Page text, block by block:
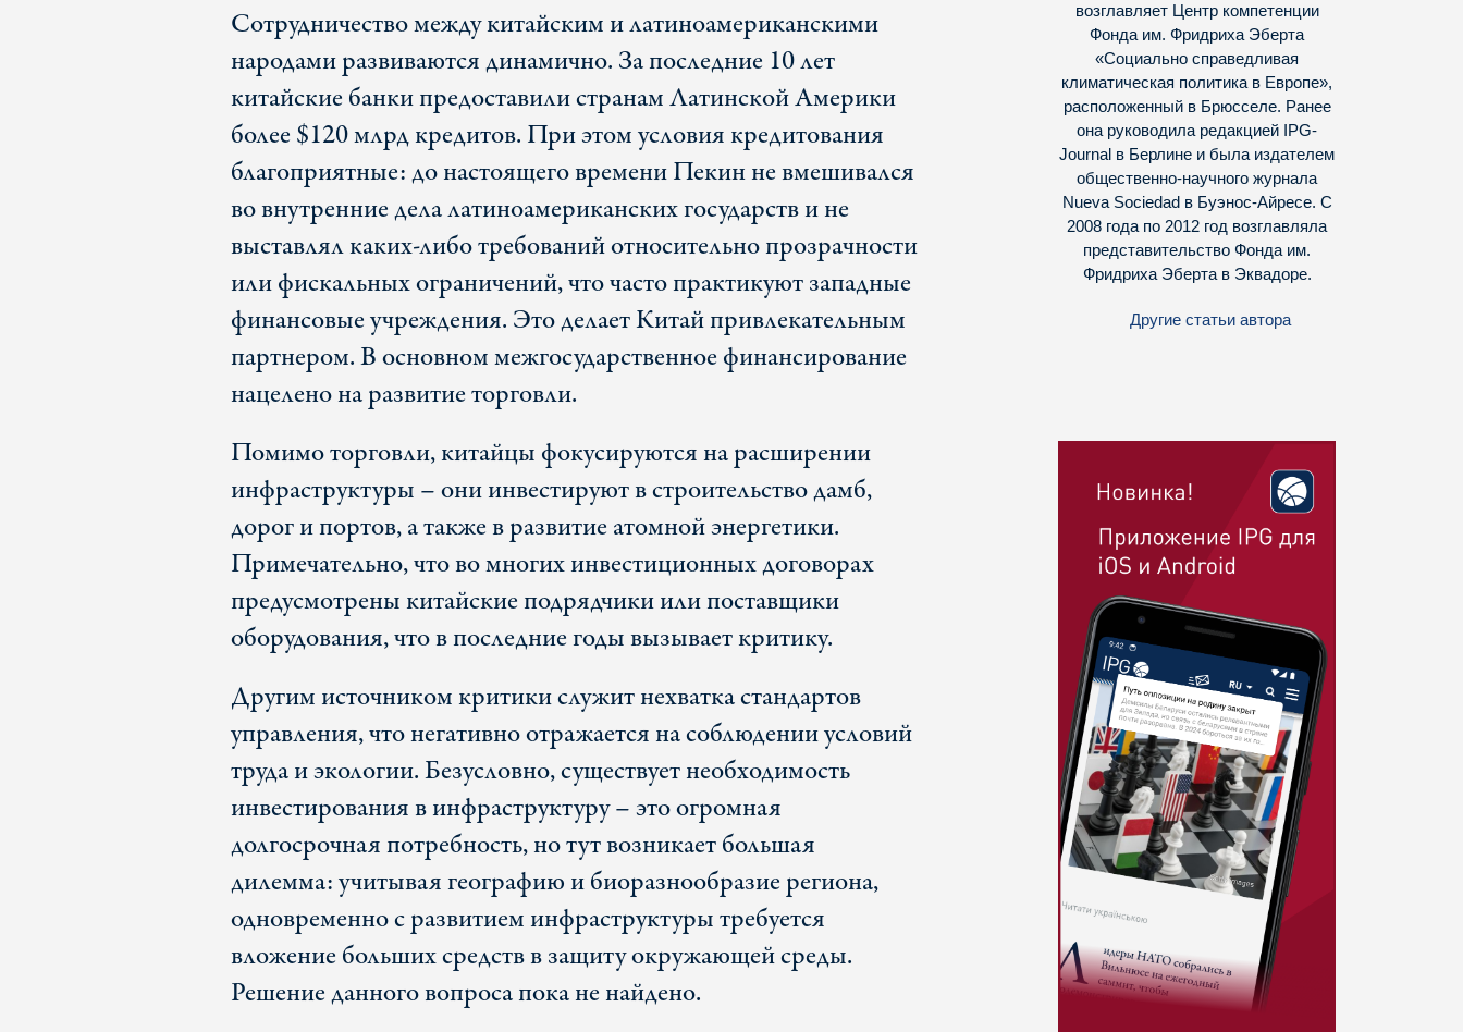
Сотрудничество между китайским и латиноамериканскими
народами развиваются динамично. За последние 10 лет
китайские банки предоставили странам Латинской Америки
более $120 млрд кредитов. При этом условия кредитования
благоприятные: до настоящего времени Пекин не вмешивался
во внутренние дела латиноамериканских государств и не
выставлял каких-либо требований относительно прозрачности
или фискальных ограничений, что часто практикуют западные
финансовые учреждения. Это делает Китай привлекательным
партнером. В основном межгосударственное финансирование
нацелено на развитие торговли.
Помимо торговли, китайцы фокусируются на расширении
инфраструктуры – они инвестируют в строительство дамб,
дорог и портов, а также в развитие атомной энергетики.
Примечательно, что во многих инвестиционных договорах
предусмотрены китайские подрядчики или поставщики
оборудования, что в последние годы вызывает критику.
Другим источником критики служит нехватка стандартов
управления, что негативно отражается на соблюдении условий
труда и экологии. Безусловно, существует необходимость
инвестирования в инфраструктуру – это огромная
долгосрочная потребность, но тут возникает большая
дилемма: учитывая географию и биоразнообразие региона,
одновременно с развитием инфраструктуры требуется
вложение больших средств в защиту окружающей среды.
Решение данного вопроса пока не найдено.
возглавляет Центр компетенции
Фонда им. Фридриха Эберта
«Социально справедливая
климатическая политика в Европе»,
расположенный в Брюсселе. Ранее
она руководила редакцией IPG-
Journal в Берлине и была издателем
общественно-научного журнала
Nueva Sociedad в Буэнос-Айресе. С
2008 года по 2012 год возглавляла
представительство Фонда им.
Фридриха Эберта в Эквадоре.
Другие статьи автора